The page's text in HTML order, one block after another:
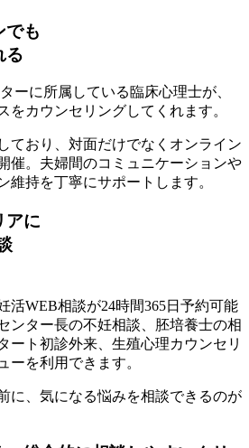
でも
る
ーに所属している臨床心理士が、
をカウンセリングしてくれます。
ており、対面だけでなくオンライン
催。夫婦間のコミュニケーションや
維持を丁寧にサポートします。
アに
活WEB相談が24時間365日予約可能
ンター長の不妊相談、胚培養士の相
ート初診外来、生殖心理カウンセリ
ーを利用できます。
に、気になる悩みを相談できるのが